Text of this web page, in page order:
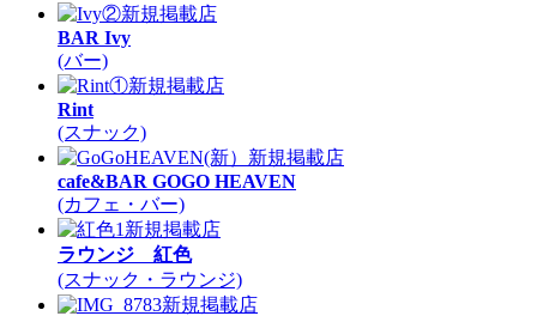
新規掲載店
BAR Ivy
(バー)
新規掲載店
Rint
(スナック)
新規掲載店
cafe&BAR GOGO HEAVEN
(カフェ・バー)
新規掲載店
ラウンジ 紅色
(スナック・ラウンジ)
新規掲載店